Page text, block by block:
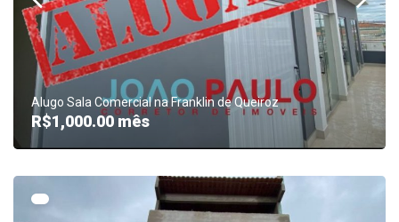
Alugo Sala Comercial na Franklin de Queiroz
R$1,000.00mês